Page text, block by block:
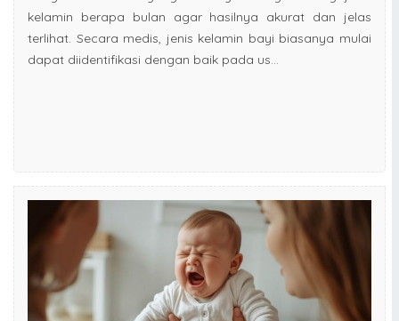
kelamin berapa bulan agar hasilnya akurat dan jelas
terlihat. Secara medis, jenis kelamin bayi biasanya mulai
dapat diidentifikasi dengan baik pada us...